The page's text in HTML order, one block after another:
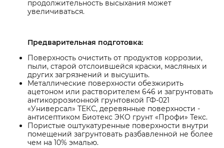
продолжительность высыхания может
увеличиваться.
Предварительная подготовка:
Поверхность очистить от продуктов коррозии,
пыли, старой отслоившейся краски, масляных и
других загрязнений и высушить.
Металлические поверхности обезжирить
ацетоном или растворителем 646 и загрунтовать
антикоррозионной грунтовкой ГФ-021
«Универсал» ТЕКС, деревянные поверхности -
антисептиком Биотекс ЭКО грунт «Профи» Текс.
Пористые оштукатуренные поверхности внутри
помещений загрунтовать разбавленной не более
чем на 10% эмалью.